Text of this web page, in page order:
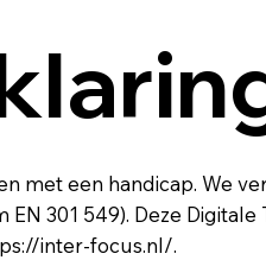
met een handicap. We
301 549). Deze
inter-focus.nl/.